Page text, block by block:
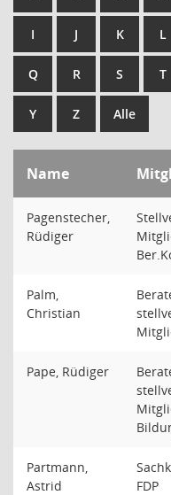
I J K L
Q R S T
Y Z Alle
Name
Pagenstecher,
Rüdiger
Palm,
Christian
Pape, Rüdiger
Partmann,
Astrid
FDP